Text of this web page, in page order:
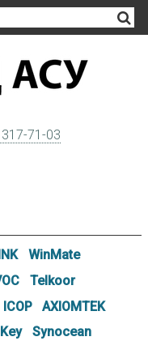
71-03
WinMate
Telkoor
ICOP
AXIOMTEK
Synocean